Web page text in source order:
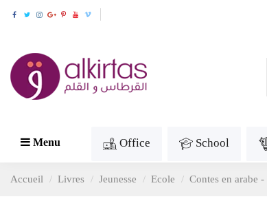
Menu Office School
Accueil Livres Jeunesse Ecole